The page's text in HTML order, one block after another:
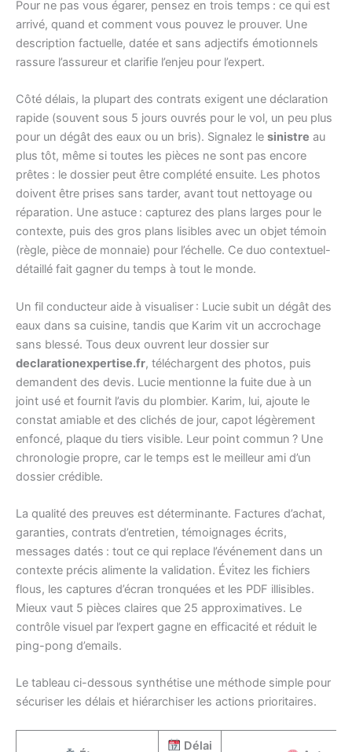
Pour ne pas vous égarer, pensez en trois temps : ce qui est
arrivé, quand et comment vous pouvez le prouver. Une
description factuelle, datée et sans adjectifs émotionnels
rassure l’assureur et clarifie l’enjeu pour l’expert.
Côté délais, la plupart des contrats exigent une déclaration
rapide (souvent sous 5 jours ouvrés pour le vol, un peu plus
pour un dégât des eaux ou un bris). Signalez le sinistre au
plus tôt, même si toutes les pièces ne sont pas encore
prêtes : le dossier peut être complété ensuite. Les photos
doivent être prises sans tarder, avant tout nettoyage ou
réparation. Une astuce : capturez des plans larges pour le
contexte, puis des gros plans lisibles avec un objet témoin
(règle, pièce de monnaie) pour l’échelle. Ce duo contextuel-
détaillé fait gagner du temps à tout le monde.
Un fil conducteur aide à visualiser : Lucie subit un dégât des
eaux dans sa cuisine, tandis que Karim vit un accrochage
sans blessé. Tous deux ouvrent leur dossier sur
declarationexpertise.fr, téléchargent des photos, puis
demandent des devis. Lucie mentionne la fuite due à un
joint usé et fournit l’avis du plombier. Karim, lui, ajoute le
constat amiable et des clichés de jour, capot légèrement
enfoncé, plaque du tiers visible. Leur point commun ? Une
chronologie propre, car le temps est le meilleur ami d’un
dossier crédible.
La qualité des preuves est déterminante. Factures d’achat,
garanties, contrats d’entretien, témoignages écrits,
messages datés : tout ce qui replace l’événement dans un
contexte précis alimente la validation. Évitez les fichiers
flous, les captures d’écran tronquées et les PDF illisibles.
Mieux vaut 5 pièces claires que 25 approximatives. Le
contrôle visuel par l’expert gagne en efficacité et réduit le
ping-pong d’emails.
Le tableau ci-dessous synthétise une méthode simple pour
sécuriser les délais et hiérarchiser les actions prioritaires.
Délai